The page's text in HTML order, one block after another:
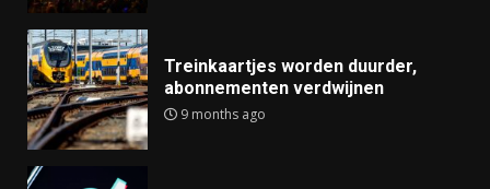
Treinkaartjes worden duurder,
abonnementen verdwijnen
9 months ago